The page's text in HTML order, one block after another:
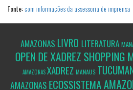
Fonte:com informações da assessoria de imprensa
AMAZONAS LIVRO LITERATURA
OPEN DE XADREZ SHOPPING
AMAZONASXADREZ MANAUS
AMAZONAS ECOSSISTEMA